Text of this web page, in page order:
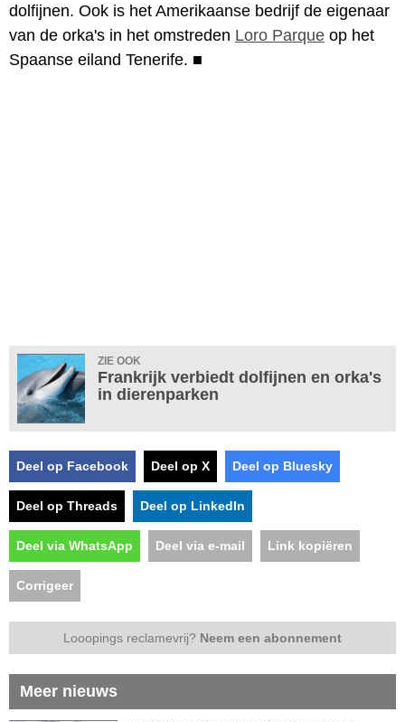
dolfijnen. Ook is het Amerikaanse bedrijf de eigenaar
van de orka's in het omstreden Loro Parque op het
Spaanse eiland Tenerife. ■
ZIE OOK
Frankrijk verbiedt dolfijnen en orka's
in dierenparken
Deel op Facebook Deel op X Deel op Bluesky
Deel op Threads Deel op LinkedIn
Deel via WhatsApp Deel via e-mail Link kopiëren
Corrigeer
Looopings reclamevrij? Neem een abonnement
Meer nieuws